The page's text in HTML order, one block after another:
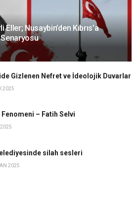
Nusaybin’den Kıbrıs’a
Gizlenen Nefret ve İdeolojik Duvarlar
2025
Fenomeni – Fatih Selvi
silah sesleri
2025